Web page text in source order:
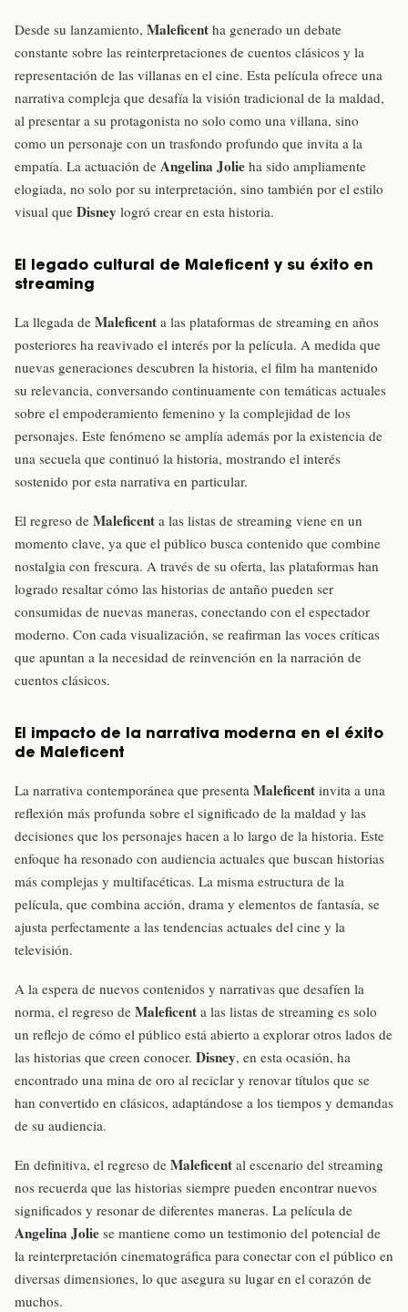
Desde su lanzamiento, Maleficent ha generado un debate
constante sobre las reinterpretaciones de cuentos clásicos y la
representación de las villanas en el cine. Esta película ofrece una
narrativa compleja que desafía la visión tradicional de la maldad,
al presentar a su protagonista no solo como una villana, sino
como un personaje con un trasfondo profundo que invita a la
empatía. La actuación de Angelina Jolie ha sido ampliamente
elogiada, no solo por su interpretación, sino también por el estilo
visual que Disney logró crear en esta historia.
El legado cultural de Maleficent y su éxito en
streaming
La llegada de Maleficent a las plataformas de streaming en años
posteriores ha reavivado el interés por la película. A medida que
nuevas generaciones descubren la historia, el film ha mantenido
su relevancia, conversando continuamente con temáticas actuales
sobre el empoderamiento femenino y la complejidad de los
personajes. Este fenómeno se amplía además por la existencia de
una secuela que continuó la historia, mostrando el interés
sostenido por esta narrativa en particular.
El regreso de Maleficent a las listas de streaming viene en un
momento clave, ya que el público busca contenido que combine
nostalgia con frescura. A través de su oferta, las plataformas han
logrado resaltar cómo las historias de antaño pueden ser
consumidas de nuevas maneras, conectando con el espectador
moderno. Con cada visualización, se reafirman las voces críticas
que apuntan a la necesidad de reinvención en la narración de
cuentos clásicos.
El impacto de la narrativa moderna en el éxito
de Maleficent
La narrativa contemporánea que presenta Maleficent invita a una
reflexión más profunda sobre el significado de la maldad y las
decisiones que los personajes hacen a lo largo de la historia. Este
enfoque ha resonado con audiencia actuales que buscan historias
más complejas y multifacéticas. La misma estructura de la
película, que combina acción, drama y elementos de fantasía, se
ajusta perfectamente a las tendencias actuales del cine y la
televisión.
A la espera de nuevos contenidos y narrativas que desafíen la
norma, el regreso de Maleficent a las listas de streaming es solo
un reflejo de cómo el público está abierto a explorar otros lados de
las historias que creen conocer. Disney, en esta ocasión, ha
encontrado una mina de oro al reciclar y renovar títulos que se
han convertido en clásicos, adaptándose a los tiempos y demandas
de su audiencia.
En definitiva, el regreso de Maleficent al escenario del streaming
nos recuerda que las historias siempre pueden encontrar nuevos
significados y resonar de diferentes maneras. La película de
Angelina Jolie se mantiene como un testimonio del potencial de
la reinterpretación cinematográfica para conectar con el público en
diversas dimensiones, lo que asegura su lugar en el corazón de
muchos.